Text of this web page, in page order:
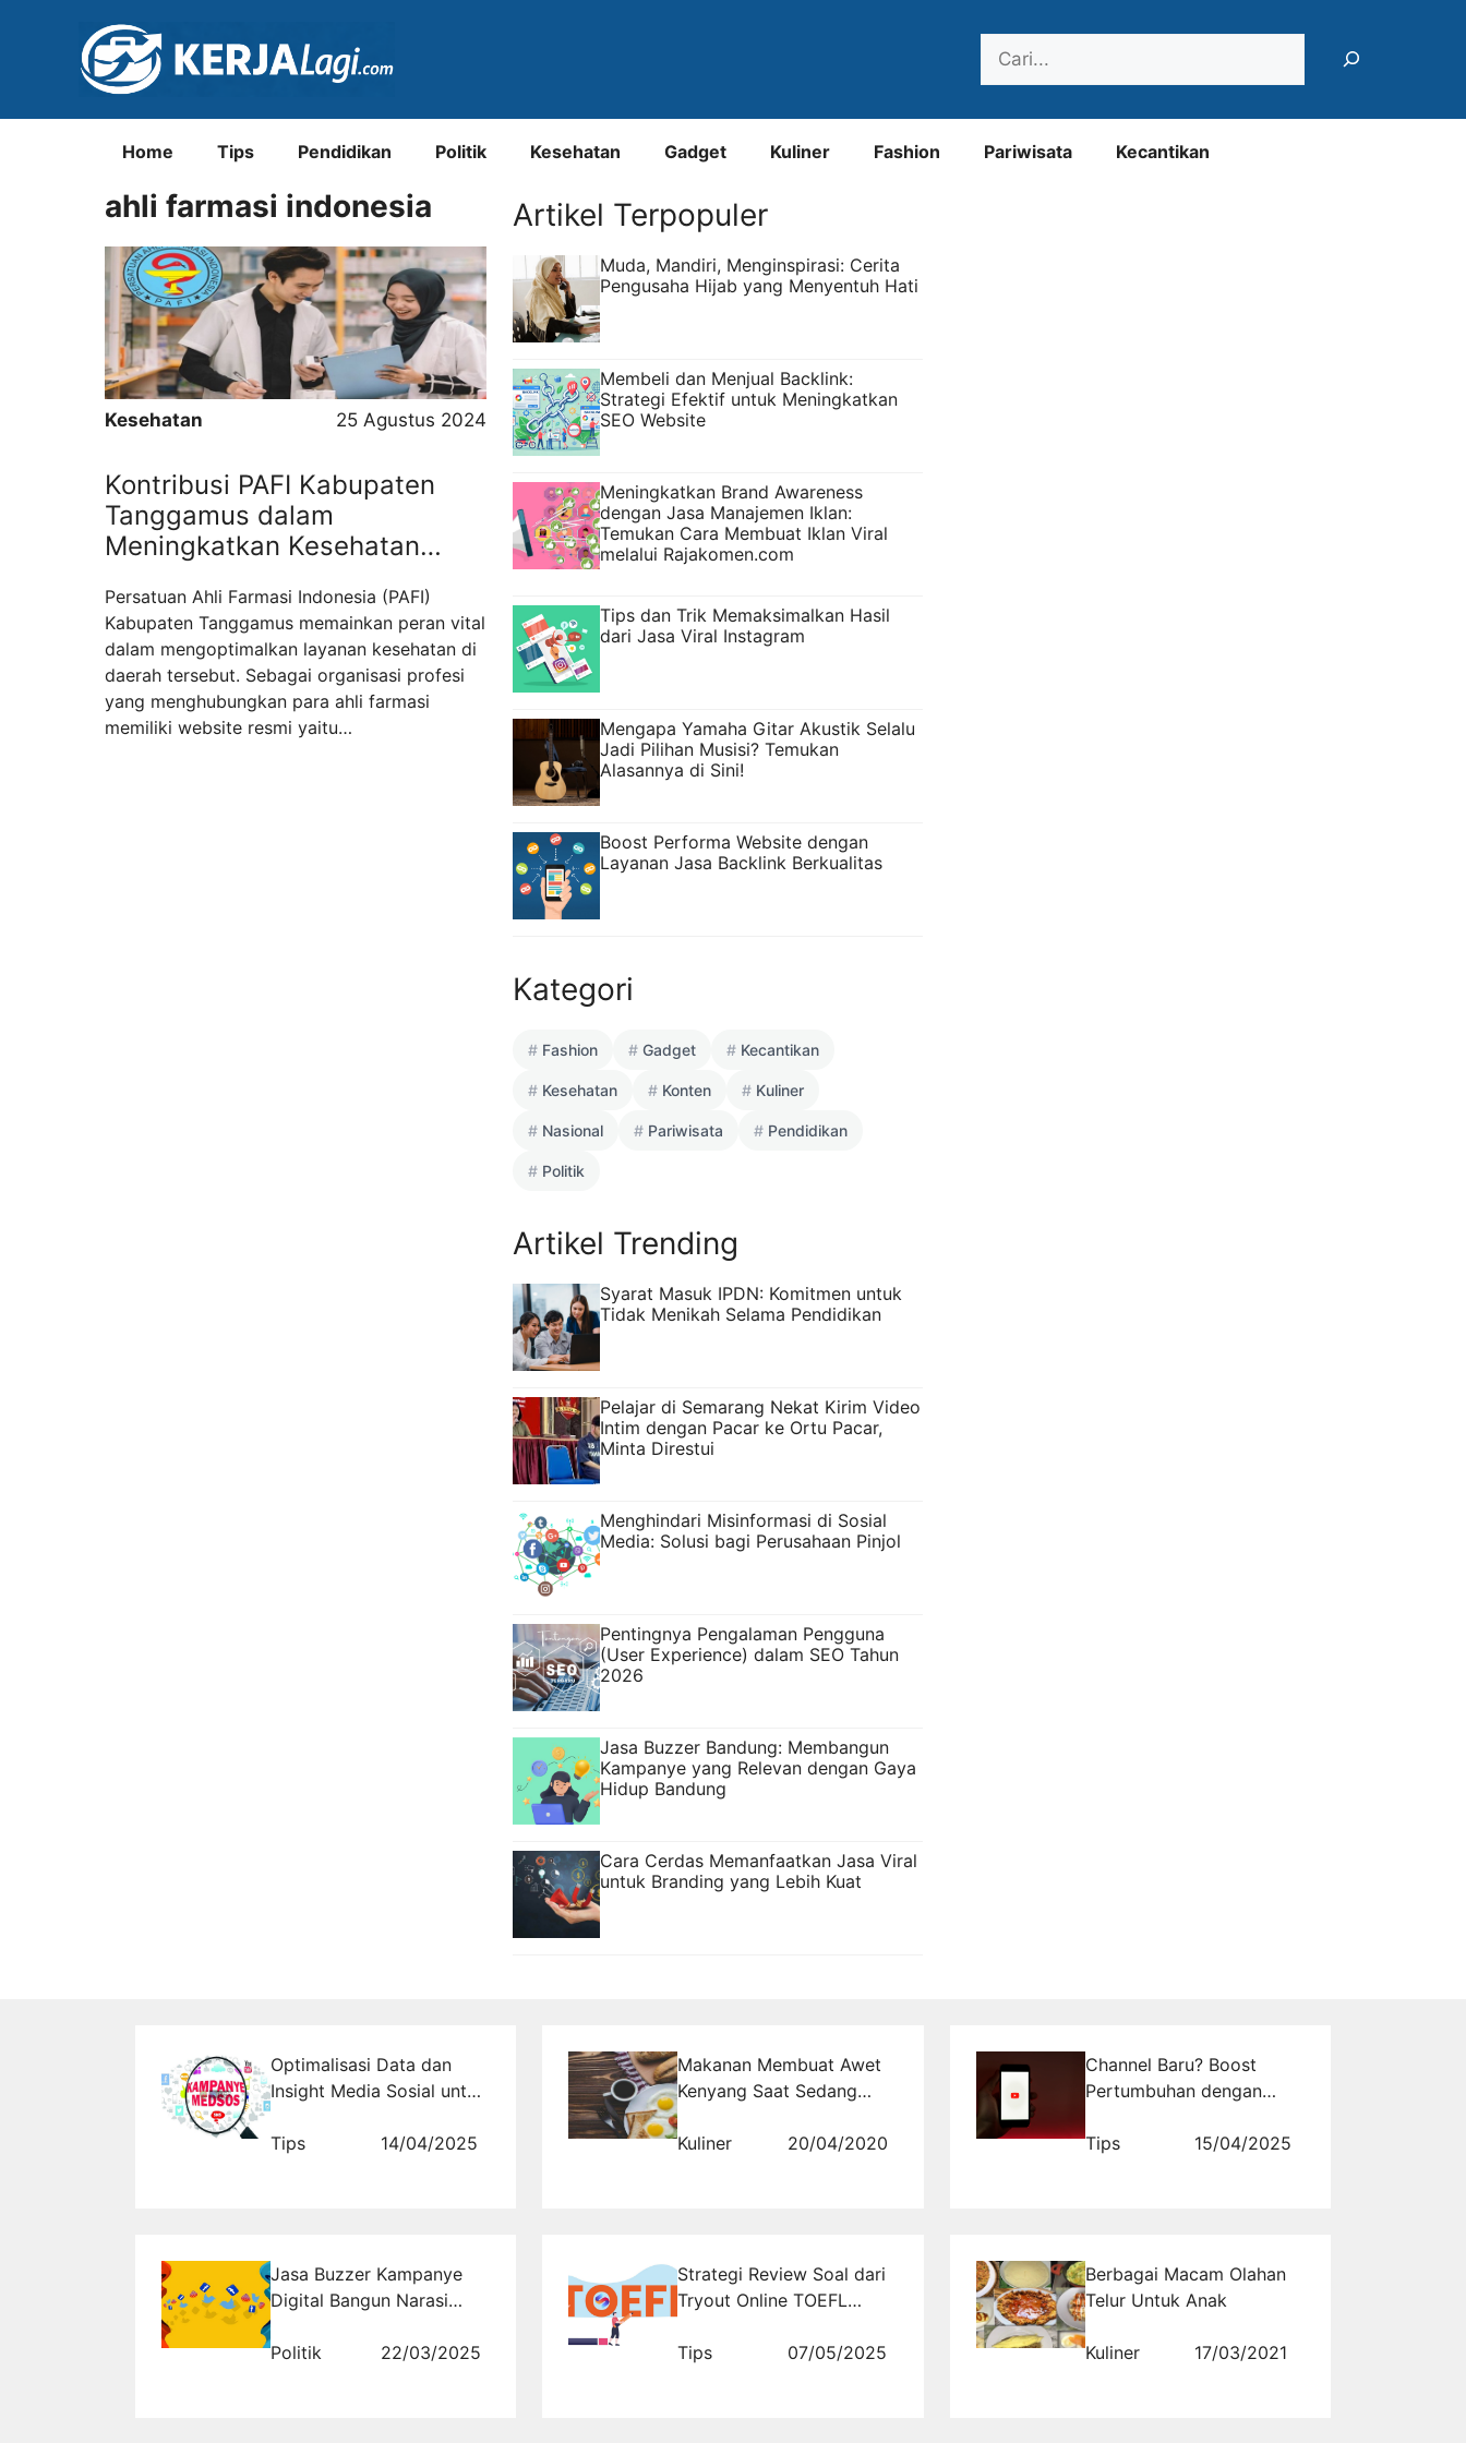
Home Tips Pendidikan Politik Kesehatan Gadget Kuliner Fashion Pariwisata Kecantikan
ahli farmasi indonesia
Kesehatan 25 Agustus 2024
Kontribusi PAFI Kabupaten
Tanggamus dalam
Meningkatkan Kesehatan
Persatuan Ahli Farmasi Indonesia (PAFI)
Kabupaten Tanggamus memainkan peran vital
dalam mengoptimalkan layanan kesehatan di
daerah tersebut. Sebagai organisasi profesi
yang menghubungkan para ahli farmasi
memiliki website resmi yaitu
Artikel Terpopuler
Muda, Mandiri, Menginspirasi: Cerita
Pengusaha Hijab yang Menyentuh Hati
Membeli dan Menjual Backlink:
Strategi Efektif untuk Meningkatkan
SEO Website
Meningkatkan Brand Awareness
dengan Jasa Manajemen Iklan:
Temukan Cara Membuat Iklan Viral
melalui Rajakomen.com
Tips dan Trik Memaksimalkan Hasil
dari Jasa Viral Instagram
Mengapa Yamaha Gitar Akustik Selalu
Jadi Pilihan Musisi? Temukan
Alasannya di Sini!
Boost Performa Website dengan
Layanan Jasa Backlink Berkualitas
Kategori
Fashion Gadget Kecantikan
Kesehatan Konten Kuliner
Nasional Pariwisata Pendidikan
Politik
Artikel Trending
Syarat Masuk IPDN: Komitmen untuk
Tidak Menikah Selama Pendidikan
Pelajar di Semarang Nekat Kirim Video
Intim dengan Pacar ke Ortu Pacar,
Minta Direstui
Menghindari Misinformasi di Sosial
Media: Solusi bagi Perusahaan Pinjol
Pentingnya Pengalaman Pengguna
(User Experience) dalam SEO Tahun
2026
Jasa Buzzer Bandung: Membangun
Kampanye yang Relevan dengan Gaya
Hidup Bandung
Cara Cerdas Memanfaatkan Jasa Viral
untuk Branding yang Lebih Kuat
Optimalisasi Data dan
Insight Media Sosial untuk
Tips
14/04/2025
Makanan Membuat Awet
Kenyang Saat Sedang
Kuliner
20/04/2020
Channel Baru? Boost
Pertumbuhan dengan
Lokal
Tips 15/04/2025
Jasa Buzzer Kampanye
Digital Bangun Narasi
di Dunia Maya
Politik 22/03/2025
Strategi Review Soal dari
Tryout Online TOEFL
Skor
Tips 07/05/2025
Berbagai Macam Olahan
Telur Untuk Anak
Kuliner 17/03/2021